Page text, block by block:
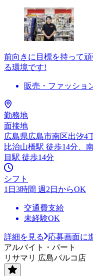
前向きに目標を持って
る環境です!
販売・ファッショ
勤務地
面接地
広島県広島市南区出汐4
比治山橋駅 徒歩14分、
目駅 徒歩14分
シフト
1日3時間 週2日からOK
交通費支給
未経験OK
詳細を見る
応募画面に
アルバイト・パート
リサマリ 広島パルコ店